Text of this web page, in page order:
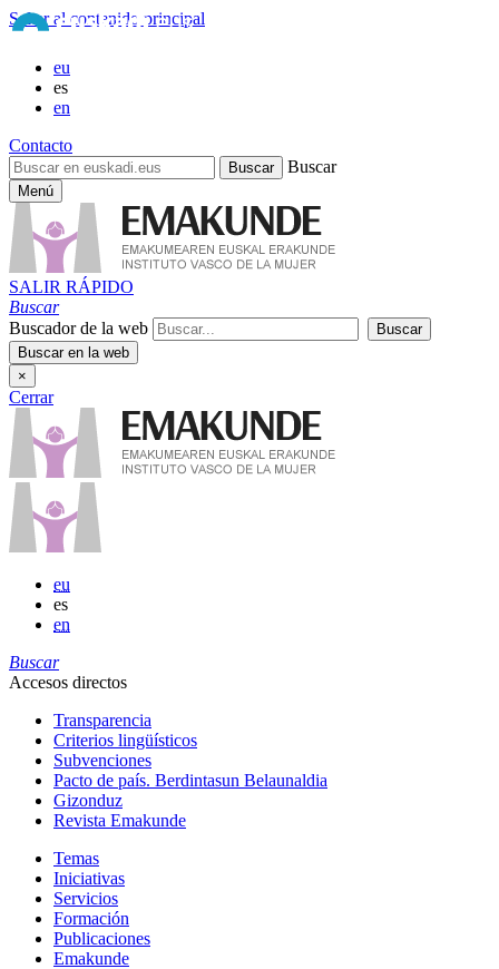
Saltar al contenido principal
eu
es
en
Contacto
Buscar
Menú
SALIR RÁPIDO
Buscar
Buscador de la web
×
Cerrar
eu
es
en
Buscar
Accesos directos
Transparencia
Criterios lingüísticos
Subvenciones
Pacto de país. Berdintasun Belaunaldia
Gizonduz
Revista Emakunde
Temas
Iniciativas
Servicios
Formación
Publicaciones
Emakunde